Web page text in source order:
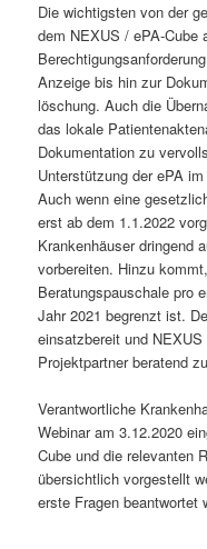
Die wichtigsten von der
dem NEXUS / ePA-Cube
Anzeige bis hin zur
löschung. Auch die
das lokale
Dokumentation zu
Unterstützung der ePA
Auch wenn eine
erst ab dem 1.1.2022
Krankenhäuser dringend
vorbereiten. Hinzu
Beratungspauschale pro
Jahr 2021 begrenzt ist.
einsatzbereit und
Projektpartner beratend
Verantwortliche
Webinar am 3.12.2020
Cube und die relevanten
übersichtlich vorgestellt
erste Fragen beantwortet